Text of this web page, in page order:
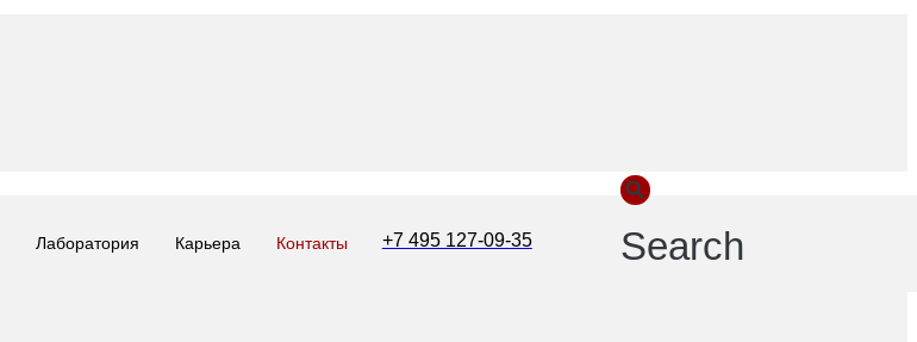
Лаборатория Карьера Контакты +7 495 127-09-35 Search